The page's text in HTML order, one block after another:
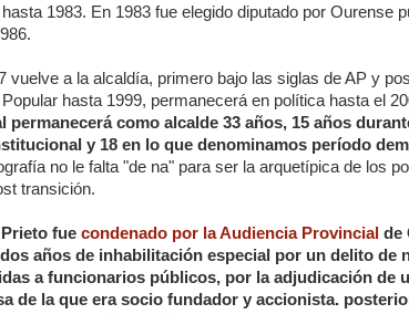
1983. En 1983 fue elegido diputado por Ourense
vuelve a la alcaldía, primero bajo las siglas de AP y
Popular hasta 1999, permanecerá en política hasta el
permanecerá como alcalde 33 años, 15 años
y 18 en lo que denominamos período
no le falta "de na" para ser la arquetípica de los
transición.
fue condenado por la Audiencia Provincial de
dos años de inhabilitación especial por un delito de
a funcionarios públicos, por la adjudicación de
de la que era socio fundador y accionista.